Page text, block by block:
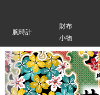
腕時計
財布
小物